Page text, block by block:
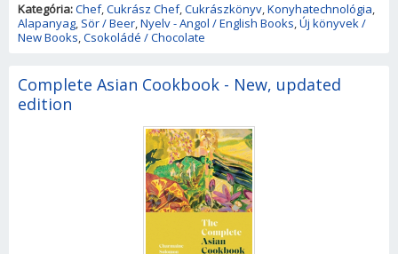
Kategória:Chef,Cukrász Chef,Cukrászkönyv,Konyhatechnológia,
Alapanyag, Sör / Beer,Nyelv - Angol / English Books,Új könyvek /
New Books,Csokoládé / Chocolate
Complete Asian Cookbook - New, updated
edition